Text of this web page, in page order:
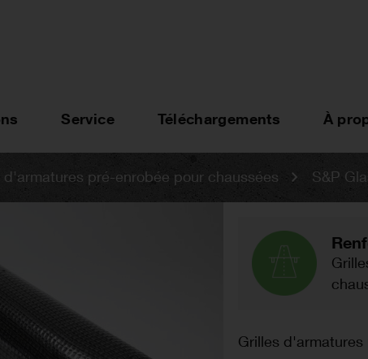
Service Téléchargements À
d'armatures pré-enrobée pour chaussées S&P
Grilles